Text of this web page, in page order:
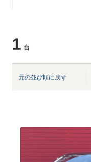
1 台
元の並び順に戻す